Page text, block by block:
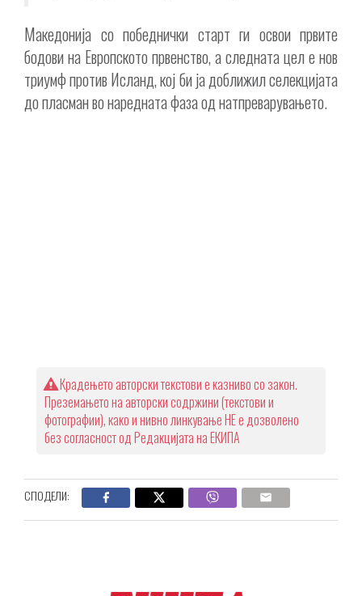
Македонија со победнички старт ги освои првите
бодови на Европското првенство, а следната цел е нов
триумф против Исланд, кој би ја доближил селекцијата
до пласман во наредната фаза од натпреварувањето.
Крадењето авторски текстови е казниво со закон.
Преземањето на авторски содржини (текстови и
фотографии), како и нивно линкување НЕ е дозволено
без согласност од Редакцијата на ЕКИПА
СПОДЕЛИ: